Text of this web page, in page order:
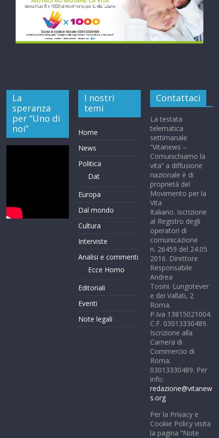
La
speranza
per “Uno di
noi”
I nostri
temi
Home
News
Politica
Dat
Europa
Dal mondo
Cultura
Interviste
Analisi e commenti
Ecce Homo
Editoriali
Eventi
Note legali
Contattaci
La testata
telematica
settimanale
“Vitanews –
Comunichiamo la
vita” a diffusione
nazionale è di
proprietà del
Movimento per la
Vita
Italiano. Iscrizione
al Registro degli
operatori di
comunicazione
n. 26459 del 24.05.
2016. Direttore
Responsabile
Andrea
Tosini. Lungotever
e dei Vallati, 2
Roma.
P.Iva 13815021004.
C.F. 03013330489.
Iscrizione alla
Camera di
Commercio di
Roma:
03013330489. Per
info:
redazione@vitanew
s.org
Per la Privacy e
Cookie Policy visita
la pagina “Note